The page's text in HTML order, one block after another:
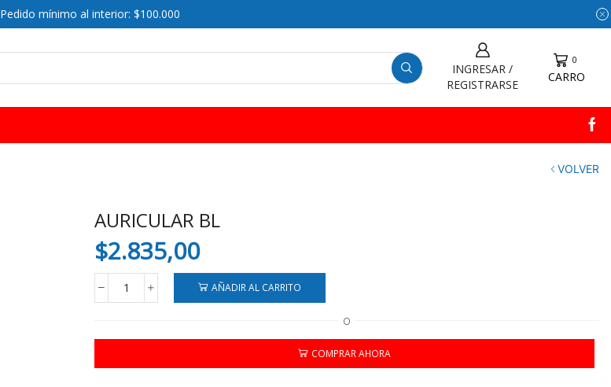
Pedido mínimo al interior: $100.000
INGRESAR /
REGISTRARSE
0
CARRO
VOLVER
AURICULAR BL
$2.835,00
AURICULAR
AÑADIR AL CARRITO
O
COMPRAR AHORA